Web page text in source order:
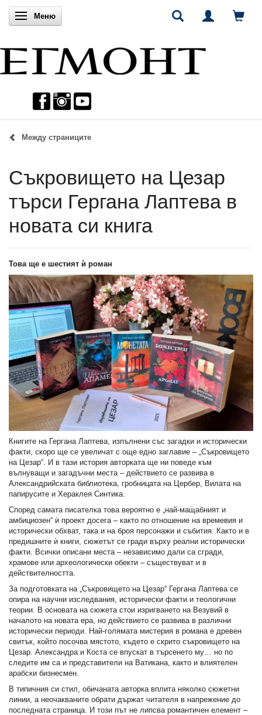
Включи навигацията
Меню
Между страниците
Съкровището на Цезар
търси Гергана Лаптева в
новата си книга
Това ще е шестият ѝ роман
Книгите на Гергана Лаптева, изпълнени със загадки и исторически
факти, скоро ще се увеличат с още едно заглавие – „Съкровището
на Цезар“. И в тази история авторката ще ни поведе към
вълнуващи и загадъчни места – действието се развива в
Александрийската библиотека, гробницата на Цербер, Вилата на
папирусите и Хераклея Синтика.
Според самата писателка това вероятно е „най-мащабният и
амбициозен“ ѝ проект досега – както по отношение на времевия и
исторически обхват, така и на броя персонажи и събития. Както и в
предишните ѝ книги, сюжетът се гради върху реални исторически
факти. Всички описани места – независимо дали са сгради,
храмове или археологически обекти – съществуват и в
действителността.
За подготовката на „Съкровището на Цезар“ Гергана Лаптева се
опира на научни изследвания, исторически факти и теологични
теории. В основата на сюжета стои изригването на Везувий в
началото на новата ера, но действието се развива в различни
исторически периоди. Най-голямата мистерия в романа е древен
свитък, който посочва мястото, където е скрито съкровището на
Цезар. Александра и Коста се впускат в търсенето му… но по
следите им са и представители на Ватикана, както и влиятелен
арабски бизнесмен.
В типичния си стил, обичаната авторка вплита няколко сюжетни
линии, а неочакваните обрати държат читателя в напрежение до
последната страница. И този път не липсва романтичен елемент –